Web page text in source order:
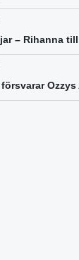
– Rihanna
Ozzys